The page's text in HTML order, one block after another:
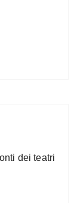
dei teatri